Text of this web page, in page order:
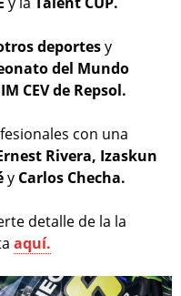
deportesy
del Mundo
CEV de Repsol.
con una
Rivera, Izaskun
y Carlos Checha.
detalle de la la
aquí.